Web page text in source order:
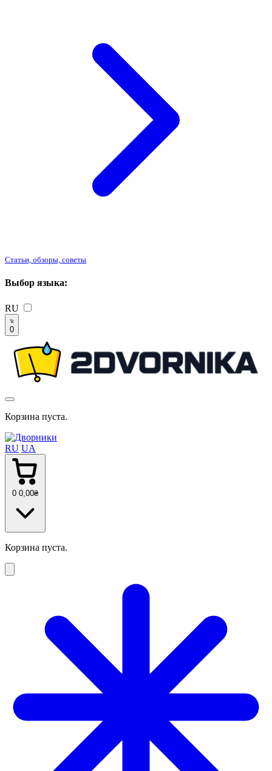
Статьи, обзоры, советы
Выбор языка:
RU
0
Корзина пуста.
RU UA
0 0 ,00₴
Корзина пуста.